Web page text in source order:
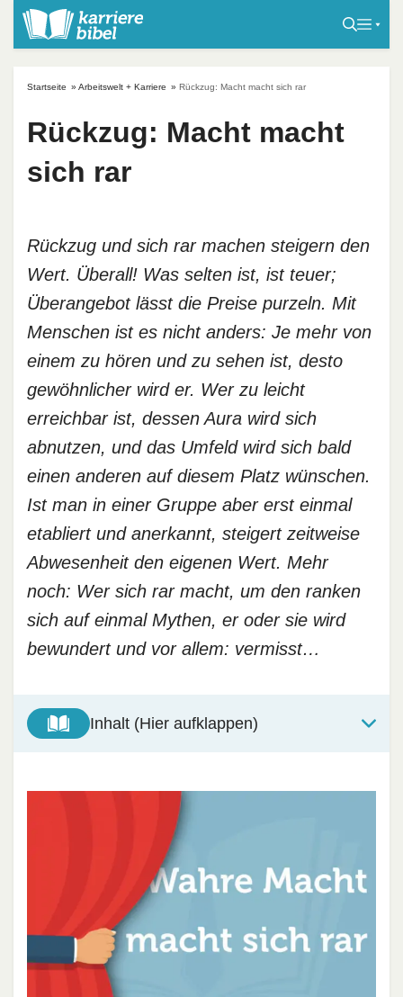
Startseite » Arbeitswelt + Karriere » Rückzug: Macht macht sich rar
Rückzug: Macht macht
sich rar
Rückzug und sich rar machen steigern den
Wert. Überall! Was selten ist, ist teuer;
Überangebot lässt die Preise purzeln. Mit
Menschen ist es nicht anders: Je mehr von
einem zu hören und zu sehen ist, desto
gewöhnlicher wird er. Wer zu leicht
erreichbar ist, dessen Aura wird sich
abnutzen, und das Umfeld wird sich bald
einen anderen auf diesem Platz wünschen.
Ist man in einer Gruppe aber erst einmal
etabliert und anerkannt, steigert zeitweise
Abwesenheit den eigenen Wert. Mehr
noch: Wer sich rar macht, um den ranken
sich auf einmal Mythen, er oder sie wird
bewundert und vor allem: vermisst…
Inhalt (Hier aufklappen)